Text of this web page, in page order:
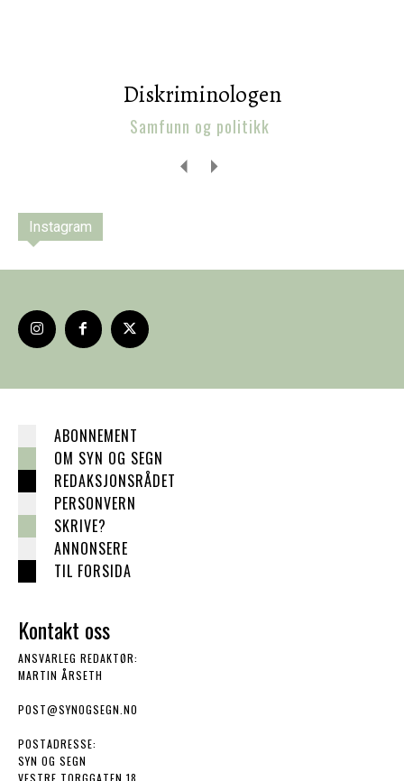
Diskriminologen
Samfunn og politikk
Instagram
ABONNEMENT
OM SYN OG SEGN
REDAKSJONSRÅDET
PERSONVERN
SKRIVE?
ANNONSERE
TIL FORSIDA
Kontakt oss
ANSVARLEG REDAKTØR:
MARTIN ÅRSETH
POST@SYNOGSEGN.NO
POSTADRESSE:
SYN OG SEGN
VESTRE TORGGATEN 18